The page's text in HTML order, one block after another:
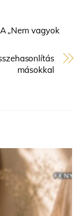
„Nem vagyok
másokkal